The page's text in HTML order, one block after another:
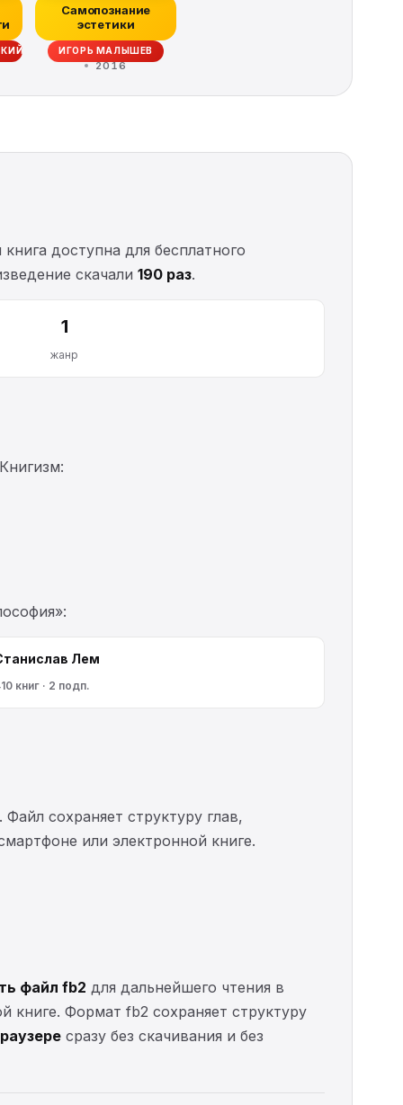
Самопознание
эстетики
ИГОРЬ МАЛЫШЕВ
2016
доступна для бесплатного
скачали 190 раз.
1
жанр
Лем
книг · 2 подп.
сохраняет структуру глав,
или электронной книге.
файл fb2 для дальнейшего чтения в
книге. Формат fb2 сохраняет структуру
сразу без скачивания и без